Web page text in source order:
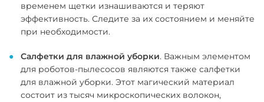
временем щетки изнашиваются и теряют
эффективность. Следите за их состоянием и меняйте
при необходимости.
Салфетки для влажной уборки. Важным элементом
для роботов-пылесосов являются также салфетки
для влажной уборки. Этот магический материал
состоит из тысяч микроскопических волокон,